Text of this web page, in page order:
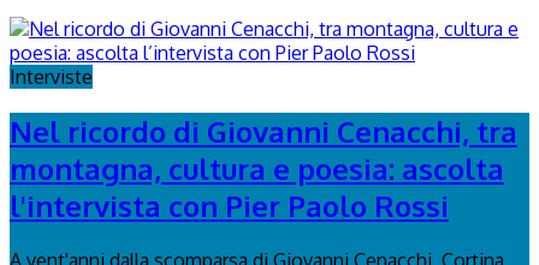
Interviste
Nel ricordo di Giovanni Cenacchi, tra
montagna, cultura e poesia: ascolta
l'intervista con Pier Paolo Rossi